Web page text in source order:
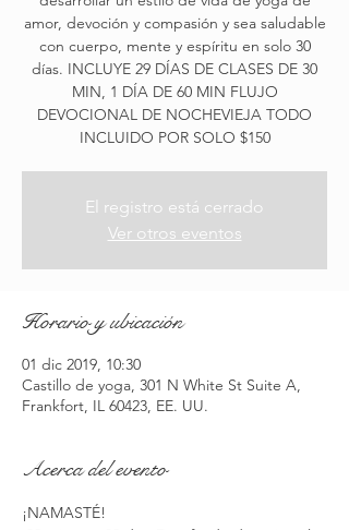
amor, devoción y compasión y sea saludable
con cuerpo, mente y espíritu en solo 30
días. INCLUYE 29 DÍAS DE CLASES DE 30
MIN, 1 DÍA DE 60 MIN FLUJO
DEVOCIONAL DE NOCHEVIEJA TODO
INCLUIDO POR SOLO $150
El registro está cerrado
Ver otros eventos
Horario y ubicación
01 dic 2019, 10:30
Castillo de yoga, 301 N White St Suite A,
Frankfort, IL 60423, EE. UU.
Acerca del evento
¡NAMASTÉ!